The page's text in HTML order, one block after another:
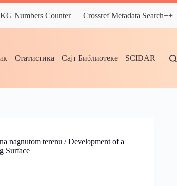
Numbers Counter Crossref Metadata Search++
Статистика Сајт Библиотеке SCIDAR
nagnutom terenu / Development of a
Surface